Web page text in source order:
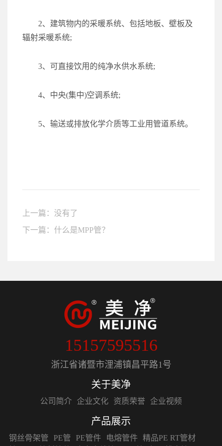
2、建筑物内的采暖系统、包括地板、壁板及
辐射采暖系统;
3、可直接饮用的纯净水供水系统;
4、中央(集中)空调系统;
5、输送或排放化学介质等工业用管道系统。
上一篇：没有了
下一篇：什么是MPP管？
15157595516
浙江省诸暨市浬浦镇昌平路1号
关于美净
公司简介 企业文化 资质荣誉 企业视频
产品展示
钢丝骨架管 PE管 PE管件 电熔管件 精品PE RT管材